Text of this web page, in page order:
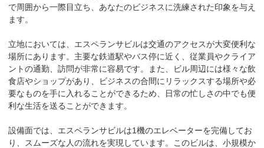
で周囲から一際目立ち、あなたのビジネスに洗練された印象を与え
ます。
立地においては、エスペランサビルは交通のアクセスが大変便利な
場所にあります。主要な鉄道駅やバス停に近く、従業員やクライア
ントの通勤、訪問が非常に容易です。また、ビル周辺には様々な飲
食店やショップがあり、ビジネスの合間にリラックスする場所や必
要なものを手に入れることができるため、日常の忙しさの中でも便
利な生活を送ることができます。
設備面では、エスペランサビルは1機のエレベーターを完備してお
り、スムーズな人の流れを実現しています。このビルは、小規模か